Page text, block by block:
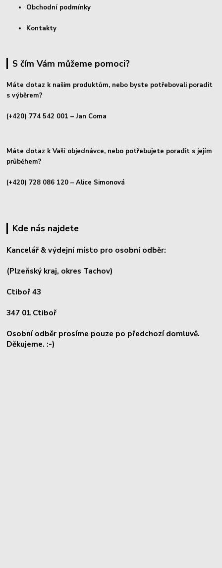
Obchodní podmínky
Kontakty
S čím Vám můžeme pomoci?
Máte dotaz k našim produktům, nebo byste potřebovali poradit
s výběrem?
(+420) 774 542 001 – Jan Coma
Máte dotaz k Vaší objednávce, nebo potřebujete poradit s jejím
průběhem?
(+420) 728 086 120 – Alice Simonová
Kde nás najdete
Kancelář & výdejní místo pro osobní odběr:
(Plzeňský kraj, okres Tachov)
Ctiboř 43
347 01 Ctiboř
Osobní odběr prosíme pouze po předchozí domluvě.
Děkujeme. :-)